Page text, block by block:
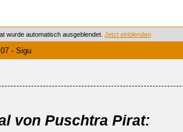
wurde automatisch ausgeblendet. Jetzt einblenden
- Sigu
von Puschtra Pirat: